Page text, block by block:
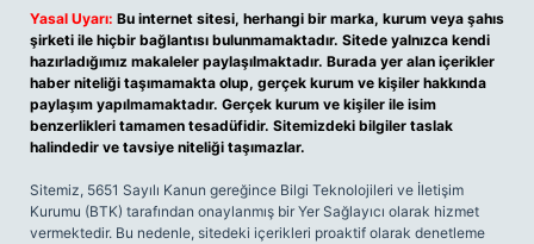
Yasal Uyarı: Bu internet sitesi, herhangi bir marka, kurum veya şahıs
şirketi ile hiçbir bağlantısı bulunmamaktadır. Sitede yalnızca kendi
hazırladığımız makaleler paylaşılmaktadır. Burada yer alan içerikler
haber niteliği taşımamakta olup, gerçek kurum ve kişiler hakkında
paylaşım yapılmamaktadır. Gerçek kurum ve kişiler ile isim
benzerlikleri tamamen tesadüfidir. Sitemizdeki bilgiler taslak
halindedir ve tavsiye niteliği taşımazlar.
Sitemiz, 5651 Sayılı Kanun gereğince Bilgi Teknolojileri ve İletişim
Kurumu (BTK) tarafından onaylanmış bir Yer Sağlayıcı olarak hizmet
vermektedir. Bu nedenle, sitedeki içerikleri proaktif olarak denetleme